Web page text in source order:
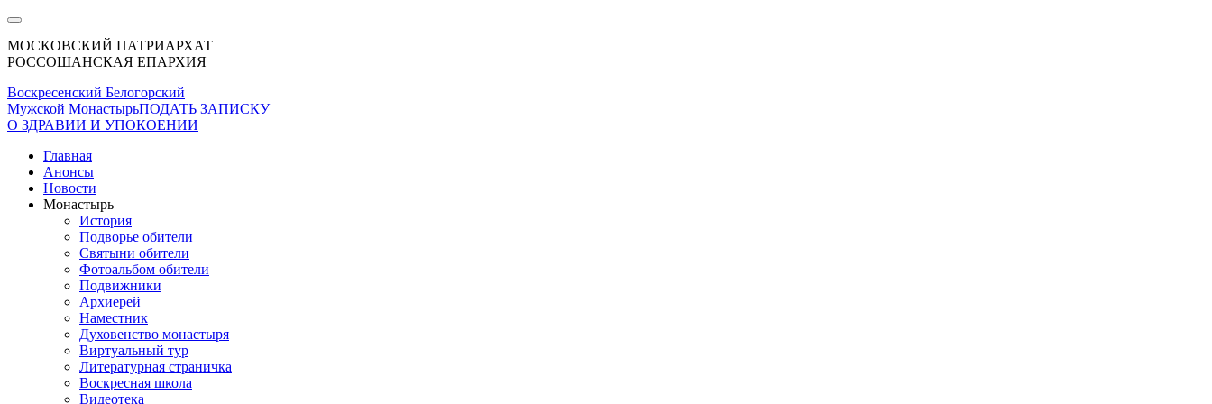
МОСКОВСКИЙ ПАТРИАРХАТ
РОССОШАНСКАЯ ЕПАРХИЯ
Воскресенский Белогорский
Мужской МонастырьПОДАТЬ ЗАПИСКУ
О ЗДРАВИИ И УПОКОЕНИИ
Главная
Анонсы
Новости
Монастырь
История
Подворье обители
Святыни обители
Фотоальбом обители
Подвижники
Архиерей
Наместник
Духовенство монастыря
Виртуальный тур
Литературная страничка
Воскресная школа
Видеотека